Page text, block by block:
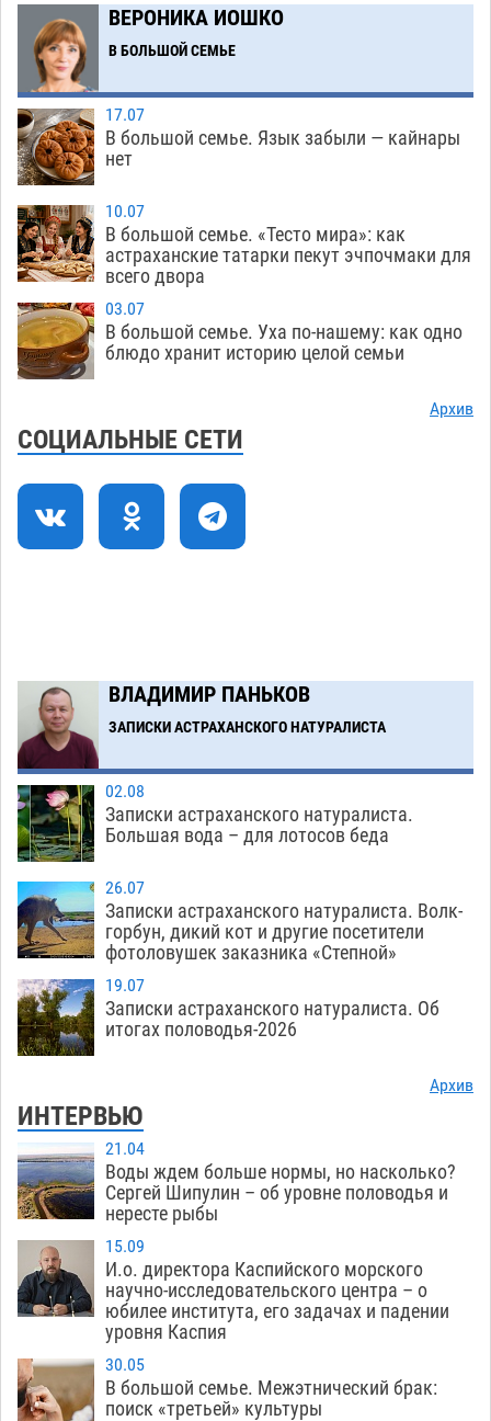
помойку
11:58
В Астрахани подросток угнал мотоцикл и
похитил чужие мобильник с банковскими
картами
11:20
Астраханцев ждут на парковом газоне с
призами и эрмитажными котами
10:43
Астраханский суд встал на сторону МЧС в
споре за возврат униформы
07.08 377
10:02
На Всероссийской Спартакиаде астраханские
гандболисты уступили казанским «драконам»
07.08
Краснодарской в Астрахани скончались
Астраханский суд оценил четыре удара по
голове полицейского в сто тысяч рублей
18:57
В Астрахани впервые открыли смену по
теории игр
ВЕРОНИКА ИОШКО
В БОЛЬШОЙ СЕМЬЕ
17.07
В большой семье. Язык забыли — кайнары
нет
10.07
В большой семье. «Тесто мира»: как
астраханские татарки пекут эчпочмаки для
всего двора
03.07
В большой семье. Уха по-нашему: как одно
блюдо хранит историю целой семьи
Архив
СОЦИАЛЬНЫЕ СЕТИ
ВЛАДИМИР ПАНЬКОВ
ЗАПИСКИ АСТРАХАНСКОГО НАТУРАЛИСТА
02.08
Записки астраханского натуралиста.
Большая вода – для лотосов беда
26.07
Записки астраханского натуралиста. Волк-
горбун, дикий кот и другие посетители
фотоловушек заказника «Степной»
19.07
Записки астраханского натуралиста. Об
итогах половодья-2026
Архив
ИНТЕРВЬЮ
21.04
Воды ждем больше нормы, но насколько?
Сергей Шипулин – об уровне половодья и
нересте рыбы
15.09
И.о. директора Каспийского морского
научно-исследовательского центра – о
юбилее института, его задачах и падении
уровня Каспия
30.05
В большой семье. Межэтнический брак:
поиск «третьей» культуры